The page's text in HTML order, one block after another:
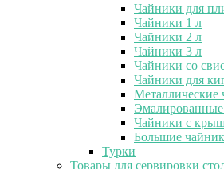
Чайники для
Чайники 1 л
Чайники 2 л
Чайники 3 л
Чайники со
Чайники для
Металлические
Чайники с
Большие
Турки
Товары для сервировки